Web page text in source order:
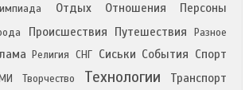
Отдых Отношения Персоны
Происшествия Путешествия
Разное
Религия СНГ Сиськи События Спорт
Творчество Технологии Транспорт